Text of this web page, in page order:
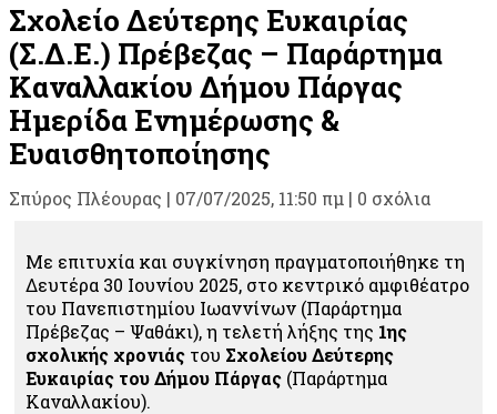
Σχολείο Δεύτερης Ευκαιρίας
(Σ.Δ.Ε.) Πρέβεζας – Παράρτημα
Καναλλακίου Δήμου Πάργας
Ημερίδα Ενημέρωσης &
Ευαισθητοποίησης
Σπύρος Πλέουρας | 07/07/2025, 11:50 πμ | 0 σχόλια
Με επιτυχία και συγκίνηση πραγματοποιήθηκε τη
Δευτέρα 30 Ιουνίου 2025, στο κεντρικό αμφιθέατρο
του Πανεπιστημίου Ιωαννίνων (Παράρτημα
Πρέβεζας – Ψαθάκι), η τελετή λήξης της 1ης
σχολικής χρονιάς του Σχολείου Δεύτερης
Ευκαιρίας του Δήμου Πάργας (Παράρτημα
Καναλλακίου).